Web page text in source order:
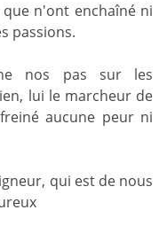
n'ont enchaîné ni
passions.
nos pas sur les
lui le marcheur de
aucune peur ni
qui est de nous